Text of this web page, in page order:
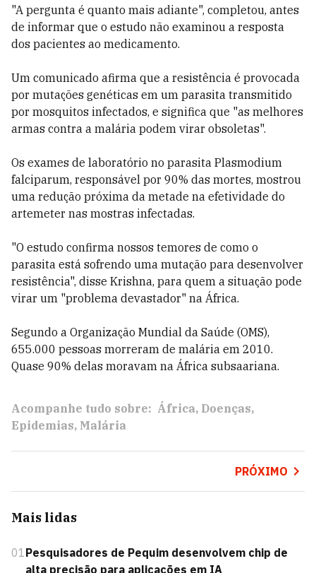
"A pergunta é quanto mais adiante", completou, antes
de informar que o estudo não examinou a resposta
dos pacientes ao medicamento.
Um comunicado afirma que a resistência é provocada
por mutações genéticas em um parasita transmitido
por mosquitos infectados, e significa que "as melhores
armas contra a malária podem virar obsoletas".
Os exames de laboratório no parasita Plasmodium
falciparum, responsável por 90% das mortes, mostrou
uma redução próxima da metade na efetividade do
artemeter nas mostras infectadas.
"O estudo confirma nossos temores de como o
parasita está sofrendo uma mutação para desenvolver
resistência", disse Krishna, para quem a situação pode
virar um "problema devastador" na África.
Segundo a Organização Mundial da Saúde (OMS),
655.000 pessoas morreram de malária em 2010.
Quase 90% delas moravam na África subsaariana.
Acompanhe tudo sobre: África Doenças
Epidemias Malária
PRÓXIMO
Mais lidas
01Pesquisadores de Pequim desenvolvem chip de
alta precisão para aplicações em IA